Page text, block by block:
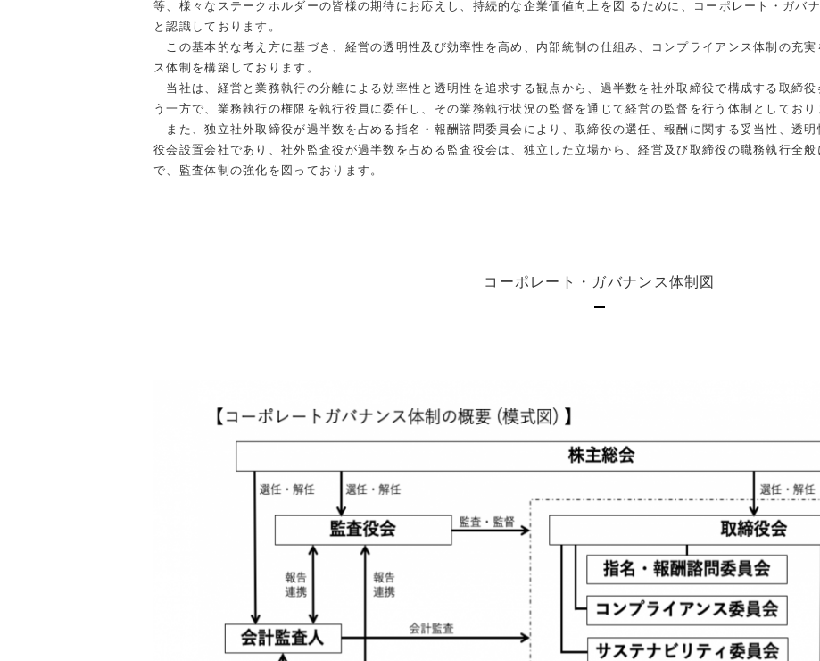
等、 様々なステークホルダーの皆様の期待にお応えし、 持続的な企業価値向上を図 るために、コーポレート・ガバナ
と認識しております。
この基本的な考え方に基づき、経営の透明性及び効率性を高め、 内部統制の仕組み、コンプライアンス体制の充実
ス体制を構築しております。
当社は、 経営と業務執行の分離による効率性と透明性を追求する観点から、 過半数を社外取締役で構成する取締
う一方で、業務執行の権限を執行役員に委任し、 その業務執行状況の監督を通じて経営の監督を行う体制としており
また、独立社外取締役が過半数を占める指名・ 報酬諮問委員会により、取締役の選任、報酬に関する妥当性、透明
役会設置会社であり、 社外監査役が過半数を占める監査役会は、独立した立場から、経営及び取締役の職務執行全
で、監査体制の強化を図っております。
コーポレート・ガバナンス体制図